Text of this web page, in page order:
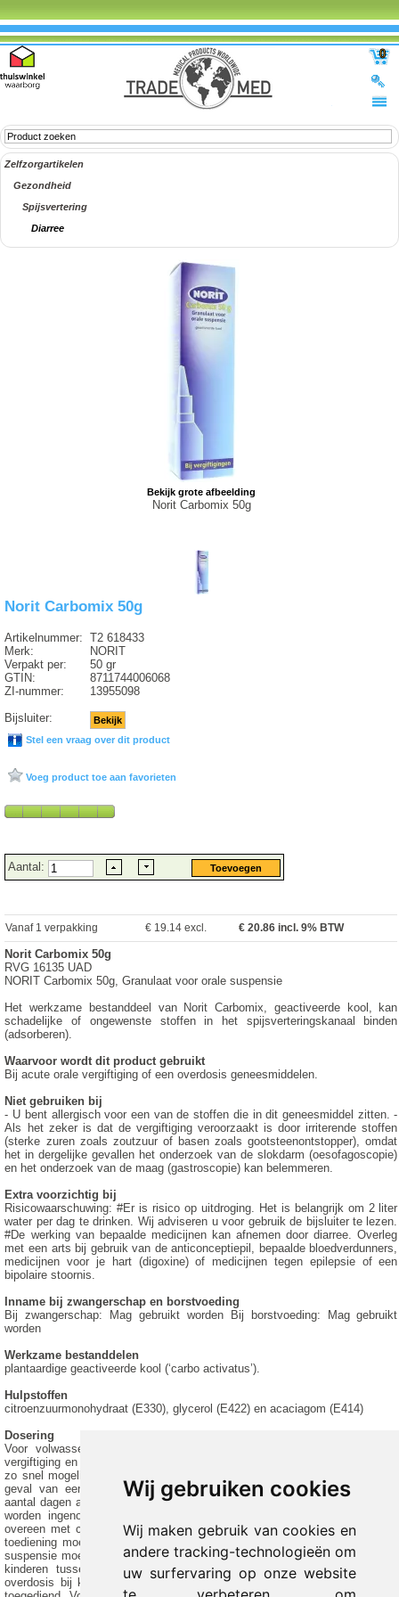
Wij gebruiken cookies
Wij maken gebruik van cookies en
andere tracking-technologieën om
uw surfervaring op onze website
0
Zelfzorgartikelen
Gezondheid
Spijsvertering
Diarree
Bekijk grote afbeelding
Norit Carbomix 50g
Norit Carbomix 50g
Artikelnummer:
Merk:
Verpakt per:
GTIN:
ZI-nummer:
Bijsluiter:
T2 618433
NORIT
50 gr
8711744006068
13955098
Bekijk
Stel een vraag over dit product
Voeg product toe aan favorieten
Aantal:
Vanaf 1 verpakking € 19.14 excl. €20.86 incl. 9% BTW
Norit Carbomix 50g
RVG 16135 UAD
NORIT Carbomix 50g, Granulaat voor orale suspensie
Het werkzame bestanddeel van Norit Carbomix, geactiveerde kool, kan
schadelijke of ongewenste stoffen in het spijsverteringskanaal binden
(adsorberen).
Waarvoor wordt dit product gebruikt
Bij acute orale vergiftiging of een overdosis geneesmiddelen.
Niet gebruiken bij
- U bent allergisch voor een van de stoffen die in dit geneesmiddel zitten. -
Als het zeker is dat de vergiftiging veroorzaakt is door irriterende stoffen
(sterke zuren zoals zoutzuur of basen zoals gootsteenontstopper), omdat
het in dergelijke gevallen het onderzoek van de slokdarm (oesofagoscopie)
en het onderzoek van de maag (gastroscopie) kan belemmeren.
Extra voorzichtig bij
Risicowaarschuwing: #Er is risico op uitdroging. Het is belangrijk om 2 liter
water per dag te drinken. Wij adviseren u voor gebruik de bijsluiter te lezen.
#De werking van bepaalde medicijnen kan afnemen door diarree. Overleg
met een arts bij gebruik van de anticonceptiepil, bepaalde bloedverdunners,
medicijnen voor je hart (digoxine) of medicijnen tegen epilepsie of een
bipolaire stoornis.
Inname bij zwangerschap en borstvoeding
Bij zwangerschap: Mag gebruikt worden Bij borstvoeding: Mag gebruikt
worden
Werkzame bestanddelen
plantaardige geactiveerde kool (‘carbo activatus’).
Hulpstoffen
citroenzuurmonohydraat (E330), glycerol (E422) en acaciagom (E414)
Dosering
Voor volwassenen en kinderen vanaf 12 jaar: In het geval van acute
vergiftiging en overdosis moet de inhoud van 1 tot 2 flacons Norit Carbomix
zo snel mogelijk worden toegediend (= 50-100 g geactiveerde kool). In het
geval van een ernstige vergiftiging moet, na de eerste toediening, een
aantal dagen achtereen een dosis van 20 g Norit Carbomix elke 4 tot 6 uur
worden ingenomen of worden toegediend (20 g geactiveerde kool komt
overeen met circa 160 ml van de suspensie). In het geval van herhaalde
toediening moet de flacon voor gebruik weer krachtig worden geschud. De
suspensie moet oraal (via de mond) worden ingenomen of toegediend. Voor
kinderen tussen 4 en 12 jaar: In het geval van acute vergiftiging en
overdosis bij kinderen onder de 12 jaar moet een ½ flacon oraal worden